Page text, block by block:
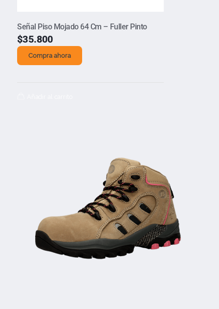
Señal Piso Mojado 64 Cm – Fuller Pinto
$35.800
Compra ahora